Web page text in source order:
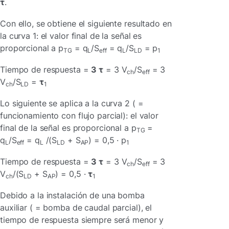
τ.
Con ello, se obtiene el siguiente resultado en
la curva 1: el valor final de la señal es
proporcional a pTG= qL/Seff= qL/SLD = p1
Tiempo de respuesta = 3 τ = 3 Vch/Seff= 3
Vch/SLD = τ1
Lo siguiente se aplica a la curva 2 ( =
funcionamiento con flujo parcial): el valor
final de la señal es proporcional a pTG=
qL/Seff = qL /(SLD + SAP) = 0,5 · p1
Tiempo de respuesta = 3 τ = 3 Vch/Seff= 3
Vch/(SLD + SAP) = 0,5 ·τ1
Debido a la instalación de una bomba
auxiliar ( = bomba de caudal parcial), el
tiempo de respuesta siempre será menor y